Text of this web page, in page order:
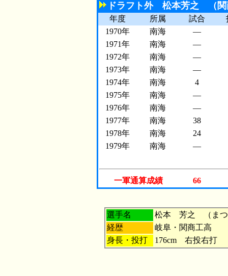
ドラフト外 松本芳之 （
年度 所属 試合
1970年
南海
―
1971年
南海
―
1972年
南海
―
1973年
南海
―
1974年
南海
4
1975年
南海
―
1976年
南海
―
1977年
南海
38
1978年
南海
24
1979年
南海 ―
一軍通算成績 66
選手名
松本 芳之 （ま
経歴
岐阜・関商工高
身長・投打
176cm 右投右打